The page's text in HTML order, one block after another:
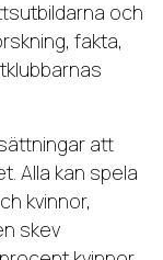
och
fakta,
att
Alla kan spela
kvinnor,
skev